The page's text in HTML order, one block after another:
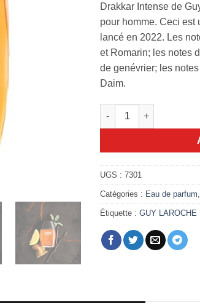
Drakkar Intense de
pour homme. Ceci est
lancé en 2022. Les
et Romarin; les notes
de genévrier; les
Daim.
quantité de Drakkar
UGS : 7301
Catégories : Eau de parfum
Étiquette : GUY LAROCHE